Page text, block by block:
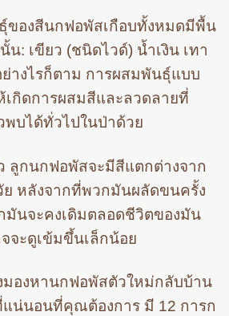
ของสีนกฟอพัสเกือบทั้งหมดมีพื้น
น: เขียว (ชนิดไวด์) น้ำเงิน เทา
างไรก็ตาม การผสมพันธุ์แบบ
เกิดการผสมสีและลวดลายที่
พบได้ทั่วไปในป่าด้วย
ลูกนกฟอพัสจะมีสีแตกต่างจาก
หลังจากที่พวกมันผลัดขนครั้ง
มันจะคงเดิมตลอดชีวิตของมัน
จะดูเข้มขึ้นเล็กน้อย
องหานกฟอพัสตัวใหม่กลับบ้าน
น่นอนที่คุณต้องการ มี 12 การก